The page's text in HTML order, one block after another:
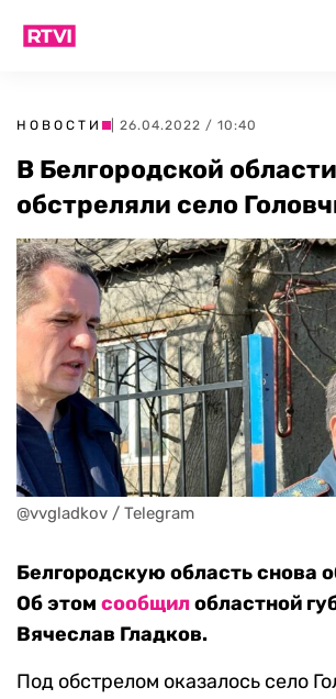
НОВОСТИ | 26.04.2022 / 10:40
В Белгородской
обстреляли село
@vvgladkov / Telegram
Белгородскую область снова
Об этом сообщилобластной
Вячеслав Гладков.
Под обстрелом оказалось село